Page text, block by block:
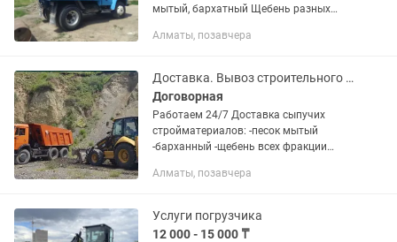
мытый, бархатный Щебень разных
для бетонных работ Балласт и гравий
Алматы, позавчера
Доставка. Вывоз строительного мусора
Договорная
Работаем 24/7 Доставка сыпучих
стройматериалов: -песок мытый
-барханный -щебень всех фракции
-камень -глина -чернозем -кирпич
Алматы, позавчера
Услуги погрузчика
12 000 - 15 000 ₸